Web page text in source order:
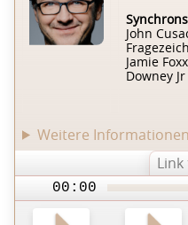
John
Jamie
Downey Jr
Weitere Informationen
00:00